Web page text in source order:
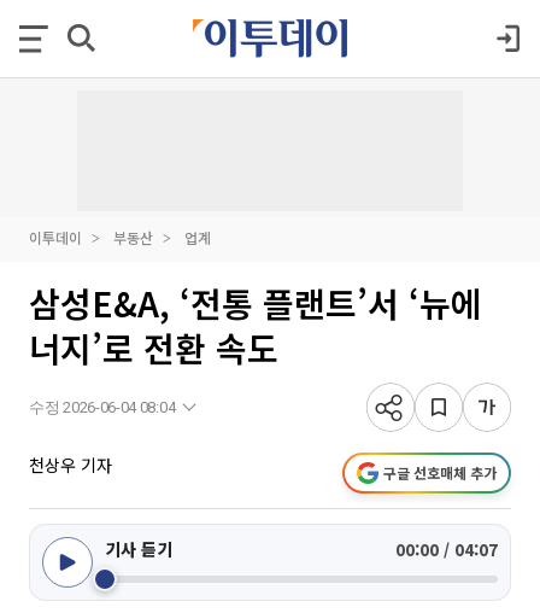
이투데이 부동산 업계
삼성E&A, ‘전통 플랜트’서 ‘뉴에
너지’로 전환 속도
수정 2026-06-04 08:04
천상우 기자 구글 선호매체 추가
기사 듣기 00:00 / 04:07